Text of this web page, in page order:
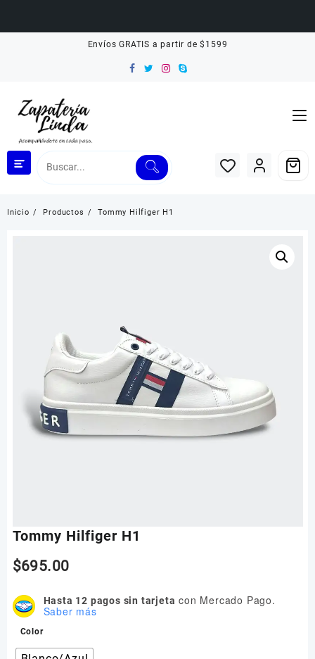
Envíos GRATIS a partir de $1599
Inicio Productos Tommy Hilfiger H1
Tommy Hilfiger H1
$695.00
Hasta 12 pagos sin tarjeta con Mercado Pago.
Saber más
Color